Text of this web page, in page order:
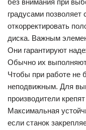
без внимания при
градусами позволяет
откорректировать
диска. Важным
Они гарантируют
Обычно их выполняют
Чтобы при работе не
неподвижным. Для
производители
Максимальная
если станок